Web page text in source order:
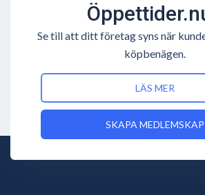
Se till att ditt företag syns när
köpbenägen.
LÄS MER
SKAPA MEDLEMSKAP